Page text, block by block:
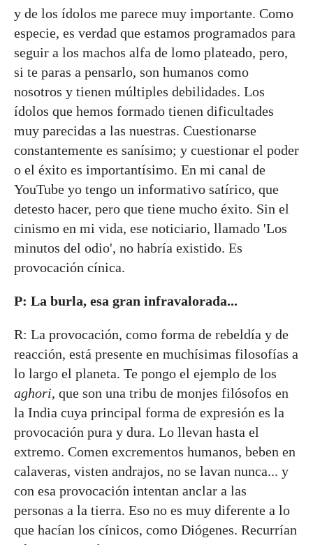
y de los ídolos me parece muy importante. Como
especie, es verdad que estamos programados para
seguir a los machos alfa de lomo plateado, pero,
si te paras a pensarlo, son humanos como
nosotros y tienen múltiples debilidades. Los
ídolos que hemos formado tienen dificultades
muy parecidas a las nuestras. Cuestionarse
constantemente es sanísimo; y cuestionar el poder
o el éxito es importantísimo. En mi canal de
YouTube yo tengo un informativo satírico, que
detesto hacer, pero que tiene mucho éxito. Sin el
cinismo en mi vida, ese noticiario, llamado 'Los
minutos del odio', no habría existido. Es
provocación cínica.
P: La burla, esa gran infravalorada...
R: La provocación, como forma de rebeldía y de
reacción, está presente en muchísimas filosofías a
lo largo el planeta. Te pongo el ejemplo de los
aghori, que son una tribu de monjes filósofos en
la India cuya principal forma de expresión es la
provocación pura y dura. Lo llevan hasta el
extremo. Comen excrementos humanos, beben en
calaveras, visten andrajos, no se lavan nunca... y
con esa provocación intentan anclar a las
personas a la tierra. Eso no es muy diferente a lo
que hacían los cínicos, como Diógenes. Recurrían